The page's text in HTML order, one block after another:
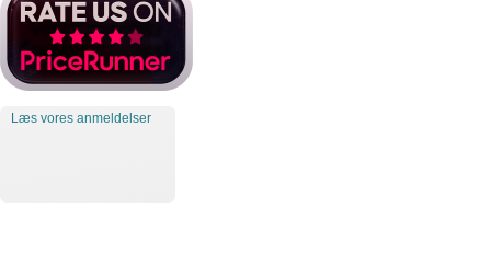
Læs vores anmeldelser